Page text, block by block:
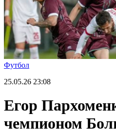
Футбол
25.05.26 23:08
Егор
чемпионом